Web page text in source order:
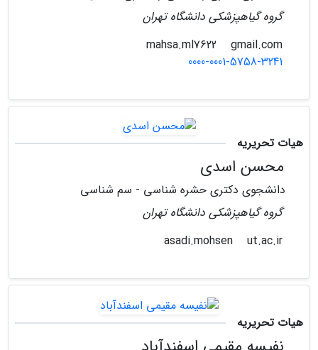
گروه گیاهپزشکی دانشگاه تهران
gmail.com
0000-0001-5758-3241
هیات تحریریه
محسن اسدی
دانشجوی دکتری حشره شناسی - سم شناسی
گروه گیاهپزشکی دانشگاه تهران
ut.ac.ir
هیات تحریریه